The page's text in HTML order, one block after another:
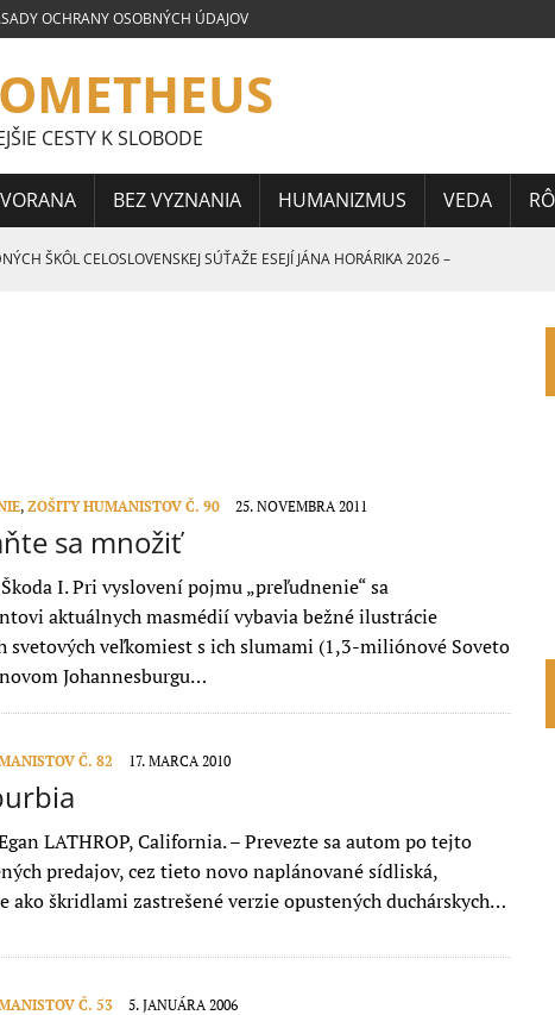
OCHRANY OSOBNÝCH ÚDAJOV
CESTY K SLOBODE
BEZ VYZNANIA HUMANIZMUS VEDA
ŠKÔL CELOSLOVENSKEJ SÚŤAŽE ESEJÍ JÁNA HORÁRIKA 2026 –
CELOSLOVENSKEJ SÚŤAŽE ESEJÍ JÁNA HORÁRIKA 2026 – 2.
, ZOŠITY HUMANISTOV Č. 90 25. NOVEMBRA 2011
sa množiť
I. Pri vyslovení pojmu „preľudnenie“ sa
aktuálnych masmédií vybavia bežné ilustrácie
svetových veľkomiest s ich slumami (1,3-miliónové Soveto
Johannesburgu…
Č. 82 17. MARCA 2010
LATHROP, California. – Prevezte sa autom po tejto
predajov, cez tieto novo naplánované sídliská,
ako škridlami zastrešené verzie opustených duchárskych…
Č. 53 5. JANUÁRA 2006